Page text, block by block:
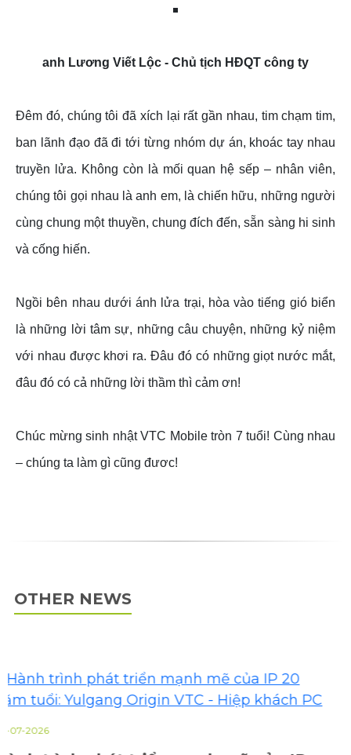
anh Lương Viết Lộc - Chủ tịch HĐQT công ty
Đêm đó, chúng tôi đã xích lại rất gần nhau, tim chạm tim,
ban lãnh đạo đã đi tới từng nhóm dự án, khoác tay nhau
truyền lửa. Không còn là mối quan hệ sếp – nhân viên,
chúng tôi gọi nhau là anh em, là chiến hữu, những người
cùng chung một thuyền, chung đích đến, sẵn sàng hi sinh
và cống hiến.
Ngồi bên nhau dưới ánh lửa trại, hòa vào tiếng gió biển
là những lời tâm sự, những câu chuyện, những kỷ niệm
với nhau được khơi ra. Đâu đó có những giọt nước mắt,
đâu đó có cả những lời thầm thì cảm ơn!
Chúc mừng sinh nhật VTC Mobile tròn 7 tuổi! Cùng nhau
– chúng ta làm gì cũng đươc!
OTHER NEWS